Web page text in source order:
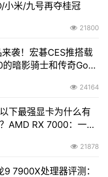
小米/九号再夺桂冠
21800
袭！宏碁CES推搭载
暗影骑士和传奇Go笔
24164
下最强显卡为什么有
AMD RX 7000：一切
21878
9 7900X处理器评测：